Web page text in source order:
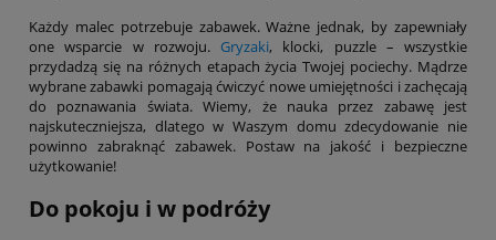
Każdy malec potrzebuje zabawek. Ważne jednak, by zapewniały
one wsparcie w rozwoju. Gryzaki, klocki, puzzle – wszystkie
przydadzą się na różnych etapach życia Twojej pociechy. Mądrze
wybrane zabawki pomagają ćwiczyć nowe umiejętności i zachęcają
do poznawania świata. Wiemy, że nauka przez zabawę jest
najskuteczniejsza, dlatego w Waszym domu zdecydowanie nie
powinno zabraknąć zabawek. Postaw na jakość i bezpieczne
użytkowanie!
Do pokoju i w podróży